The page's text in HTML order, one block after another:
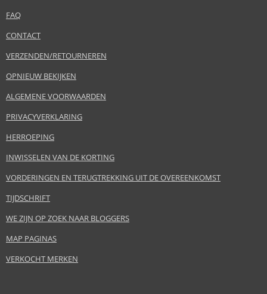
FAQ
CONTACT
VERZENDEN/RETOURNEREN
OPNIEUW BEKIJKEN
ALGEMENE VOORWAARDEN
PRIVACYVERKLARING
HERROEPING
INWISSELEN VAN DE KORTING
VORDERINGEN EN TERUGTREKKING UIT DE OVEREENKOMST
TIJDSCHRIFT
WE ZIJN OP ZOEK NAAR BLOGGERS
MAP PAGINAS
VERKOCHT MERKEN